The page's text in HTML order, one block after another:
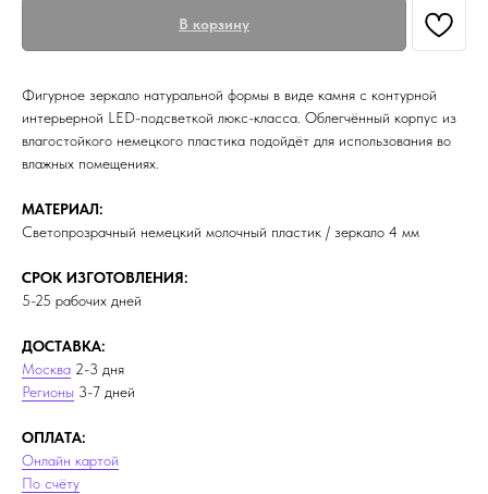
В корзину
Фигурное зеркало натуральной формы в виде камня с контурной
интерьерной LED-подсветкой люкс-класса. Облегчённый корпус из
влагостойкого немецкого пластика подойдёт для использования во
влажных помещениях.
МАТЕРИАЛ:
Светопрозрачный немецкий молочный пластик / зеркало 4 мм
СРОК ИЗГОТОВЛЕНИЯ:
5-25 рабочих дней
ДОСТАВКА:
Москва 2-3 дня
Регионы 3-7 дней
ОПЛАТА:
Онлайн картой
По счёту